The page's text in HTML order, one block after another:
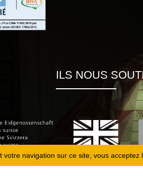
votre navigation sur ce site, vous acceptez
ILS NOUS